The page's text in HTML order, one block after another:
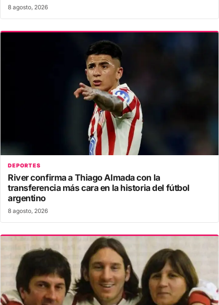
8 agosto, 2026
DEPORTES
River confirma a Thiago Almada con la
transferencia más cara en la historia del fútbol
argentino
8 agosto, 2026